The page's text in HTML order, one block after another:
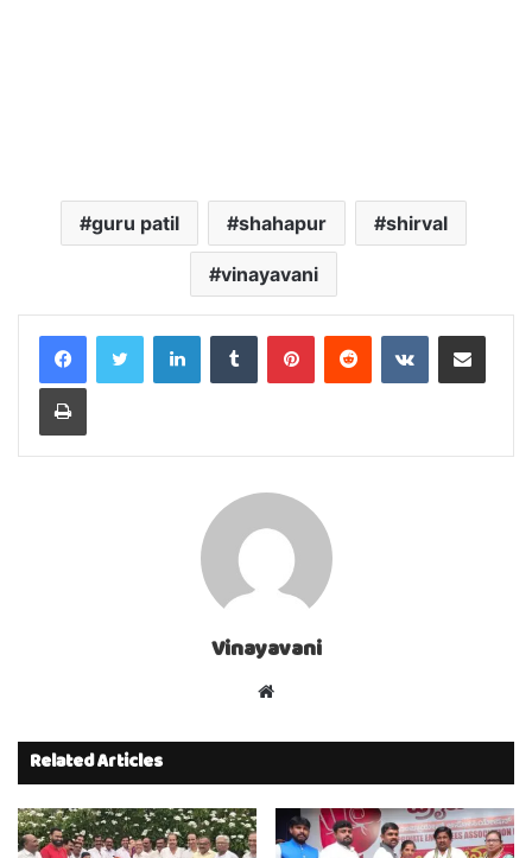
guru patil shahapur shirval
vinayavani
LinkedInTumblr PinterestReddit VKontakteShare via Email
Print
Vinayavani
Website
Related Articles